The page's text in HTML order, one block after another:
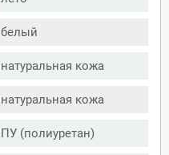
белый
натуральная кожа
натуральная кожа
ПУ (полиуретан)